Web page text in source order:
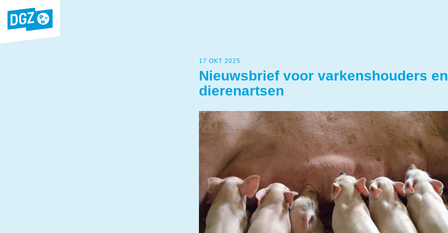
17 OKT 2025
Nieuwsbrief voor varkenshouders en
dierenartsen